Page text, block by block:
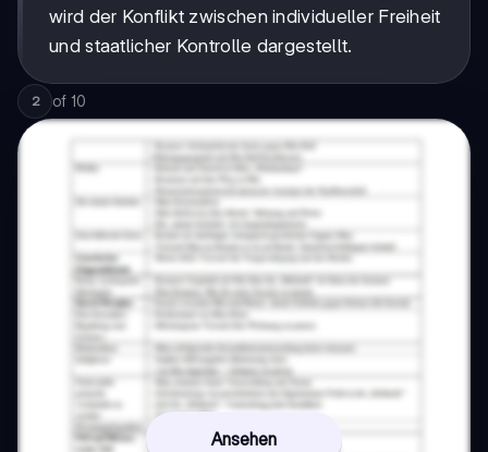
wird der Konflikt zwischen individueller Freiheit
und staatlicher Kontrolle dargestellt.
2 of 10
Ansehen